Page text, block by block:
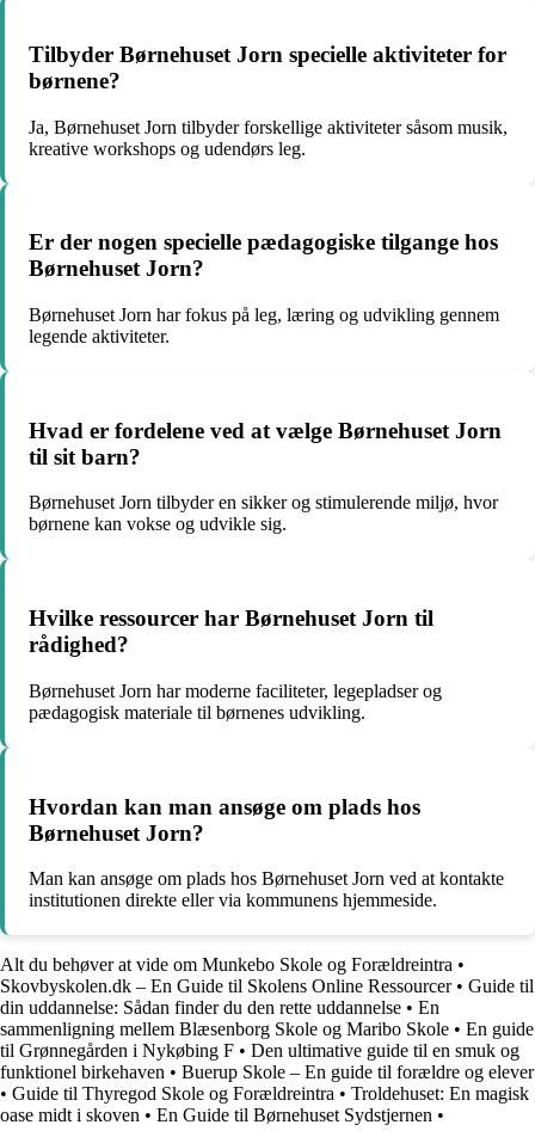
Tilbyder Børnehuset Jorn specielle aktiviteter for
børnene?
Ja, Børnehuset Jorn tilbyder forskellige aktiviteter såsom musik,
kreative workshops og udendørs leg.
Er der nogen specielle pædagogiske tilgange hos
Børnehuset Jorn?
Børnehuset Jorn har fokus på leg, læring og udvikling gennem
legende aktiviteter.
Hvad er fordelene ved at vælge Børnehuset Jorn
til sit barn?
Børnehuset Jorn tilbyder en sikker og stimulerende miljø, hvor
børnene kan vokse og udvikle sig.
Hvilke ressourcer har Børnehuset Jorn til
rådighed?
Børnehuset Jorn har moderne faciliteter, legepladser og
pædagogisk materiale til børnenes udvikling.
Hvordan kan man ansøge om plads hos
Børnehuset Jorn?
Man kan ansøge om plads hos Børnehuset Jorn ved at kontakte
institutionen direkte eller via kommunens hjemmeside.
Alt du behøver at vide om Munkebo Skole og Forældreintra •
Skovbyskolen.dk – En Guide til Skolens Online Ressourcer• Guide til
din uddannelse: Sådan finder du den rette uddannelse • En
sammenligning mellem Blæsenborg Skole og Maribo Skole • En guide
til Grønnegården i Nykøbing F • Den ultimative guide til en smuk og
funktionel birkehaven • Buerup Skole – En guide til forældre og elever
• Guide til Thyregod Skole og Forældreintra • Troldehuset: En magisk
oase midt i skoven • En Guide til Børnehuset Sydstjernen •